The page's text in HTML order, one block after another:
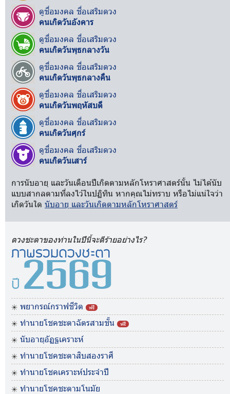
ดูชื่อมงคล ชื่อเสริมดวง
คนเกิดวันอังคาร
ดูชื่อมงคล ชื่อเสริมดวง
คนเกิดวันพุธกลางวัน
ดูชื่อมงคล ชื่อเสริมดวง
คนเกิดวันพุธกลางคืน
ดูชื่อมงคล ชื่อเสริมดวง
คนเกิดวันพฤหัสบดี
ดูชื่อมงคล ชื่อเสริมดวง
คนเกิดวันศุกร์
ดูชื่อมงคล ชื่อเสริมดวง
คนเกิดวันเสาร์
การนับอายุ และวันเดือนปีเกิดตามหลักโหราศาสตร์นั้น ไม่ได้นับ
แบบสากลตามที่ลงไว้ในปฏิทิน หากคุณไม่ทราบ หรือไม่แน่ใจว่า
เกิดวันใด นับอายุ และวันเกิดตามหลักโหราศาสตร์
ดวงชะตาของท่านในปีนี้จะดีร้ายอย่างไร?
ภาพรวมดวงชะตา
ปี 2569
พยากรณ์กราฟชีวิต ฟรี
ทำนายโชคชะตาฉัตรสามชั้น ฟรี
นับอายุอัฏฐเคราะห์
ทำนายโชคชะตาสิบสองราศี
ทำนายโชคเคราะห์ประจำปี
ทำนายโชคชะตามโนมัย